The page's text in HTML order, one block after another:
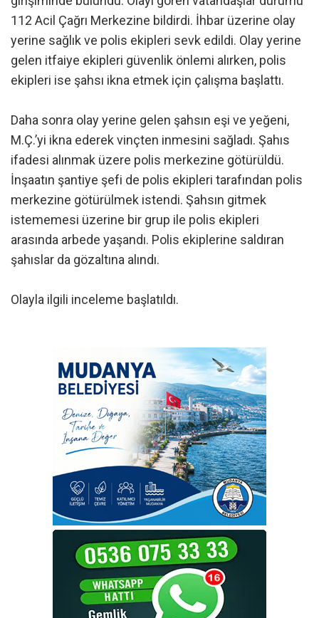
112 Acil Çağrı Merkezine bildirdi. İhbar üzerine olay
yerine sağlık ve polis ekipleri sevk edildi. Olay yerine
gelen itfaiye ekipleri güvenlik önlemi alırken, polis
ekipleri ise şahsı ikna etmek için çalışma başlattı.
Daha sonra olay yerine gelen şahsın eşi ve yeğeni,
M.Ç.’yi ikna ederek vinçten inmesini sağladı. Şahıs
ifadesi alınmak üzere polis merkezine götürüldü.
İnşaatın şantiye şefi de polis ekipleri tarafından polis
merkezine götürülmek istendi. Şahsın gitmek
istememesi üzerine bir grup ile polis ekipleri
arasında arbede yaşandı. Polis ekiplerine saldıran
şahıslar da gözaltına alındı.
Olayla ilgili inceleme başlatıldı.